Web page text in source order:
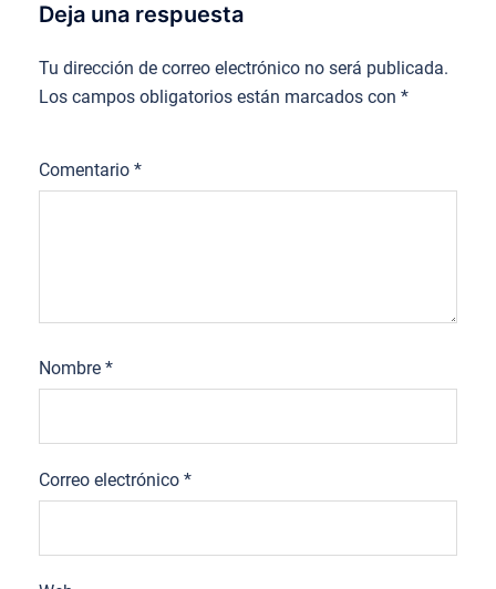
Deja una respuesta
Tu dirección de correo electrónico no será publicada.
Los campos obligatorios están marcados con *
Comentario *
Nombre *
Correo electrónico *